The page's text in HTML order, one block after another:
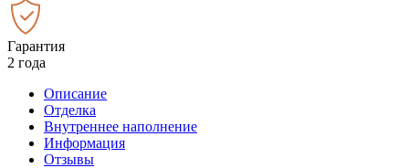
Гарантия
2 года
Описание
Отделка
Внутреннее наполнение
Информация
Отзывы